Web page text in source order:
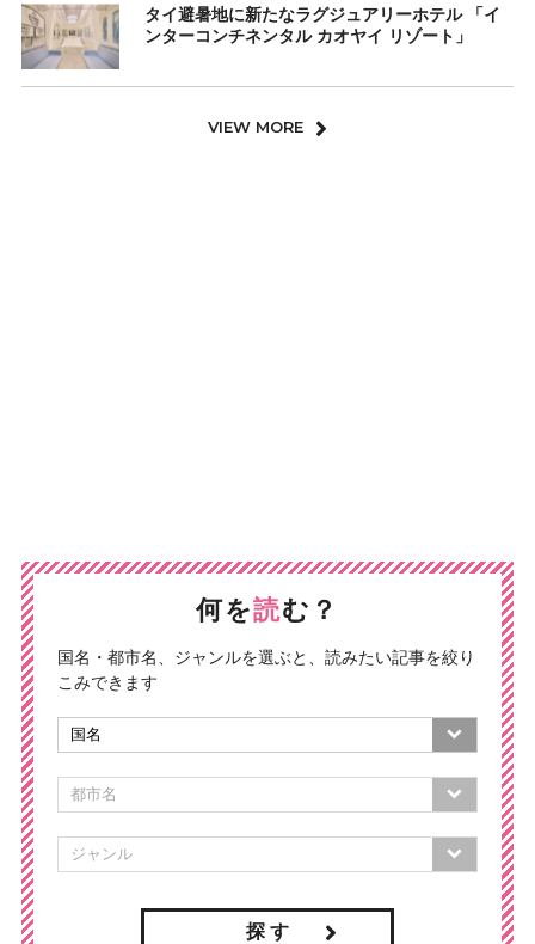
タイ避暑地に新たなラグジュアリーホテル 「イ
ンターコンチネンタル カオヤイ リゾート」
VIEW MORE
何を読む？
国名・都市名、ジャンルを選ぶと、読みたい記事を絞り
こみできます
探 す